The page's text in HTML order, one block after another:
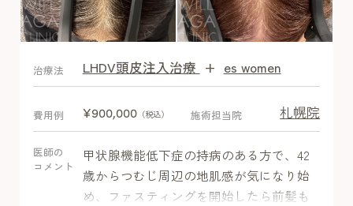
After
治療法 LHDV頭皮注入治療 + es women
費用例 ¥900,000（税込） 施術担当院 札幌院
医師の
コメント
甲状腺機能低下症の持病のある方で、42
歳からつむじ周辺の地肌感が気になり始
め、ファスティングを開始したら前髪も